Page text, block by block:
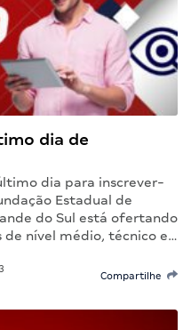
dia de
dia para inscrever-
Estadual de
do Sul está ofertando
de nível médio, técnico e…
Compartilhe